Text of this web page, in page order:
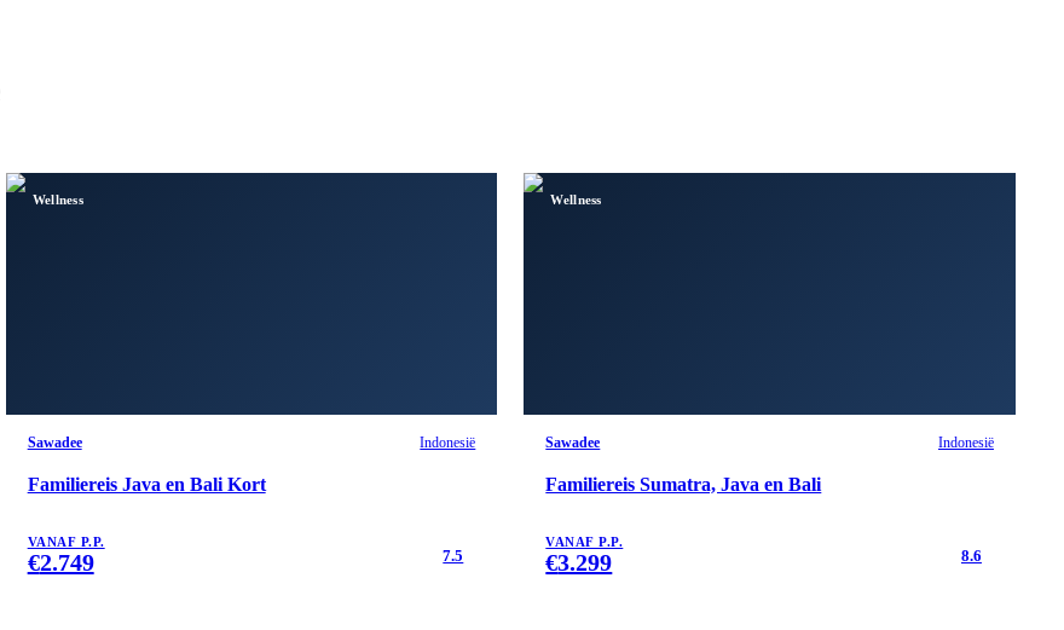
Wellness
Sawadee Indonesië
Familiereis Java en Bali Kort
VANAF P.P.
€2.749 7.5
Wellness
Sawadee Indonesië
Familiereis Sumatra, Java en Bali
VANAF P.P.
€3.299 8.6